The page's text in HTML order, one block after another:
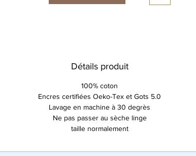
Détails produit
100% coton
Encres certifiées Oeko-Tex et Gots 5.0
Lavage en machine à 30 degrès
Ne pas passer au sèche linge
taille normalement